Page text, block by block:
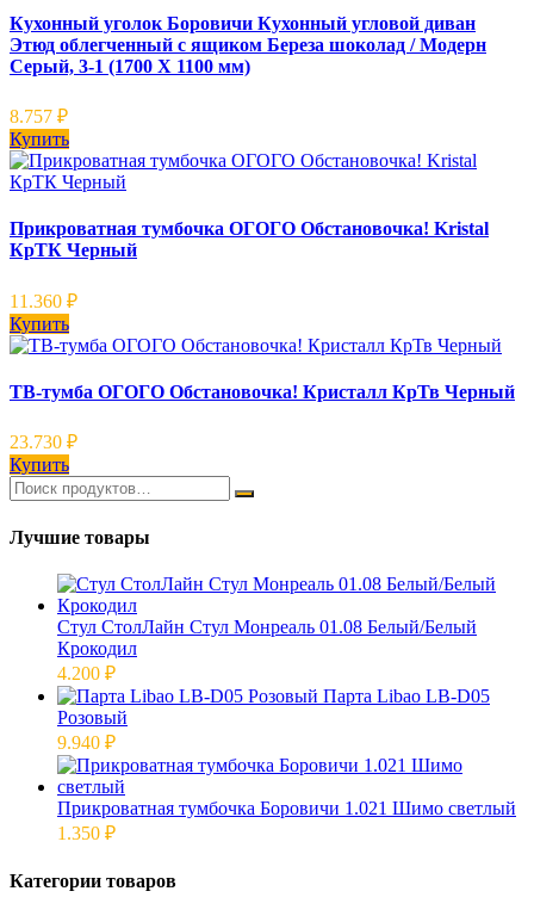
Кухонный уголок Боровичи Кухонный угловой диван
Этюд облегченный с ящиком Береза шоколад / Модерн
Серый, 3-1 (1700 Х 1100 мм)
8.757 ₽
Купить
Прикроватная тумбочка ОГОГО Обстановочка! Kristal
КрТК Черный
11.360 ₽
Купить
ТВ-тумба ОГОГО Обстановочка! Кристалл КрТв Черный
23.730 ₽
Купить
Лучшие товары
Стул СтолЛайн Стул Монреаль 01.08 Белый/Белый
Крокодил
4.200 ₽
Парта Libao LB-D05
Розовый
9.940 ₽
Прикроватная тумбочка Боровичи 1.021 Шимо светлый
1.350 ₽
Категории товаров